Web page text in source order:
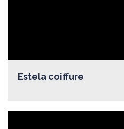
Estela coiffure